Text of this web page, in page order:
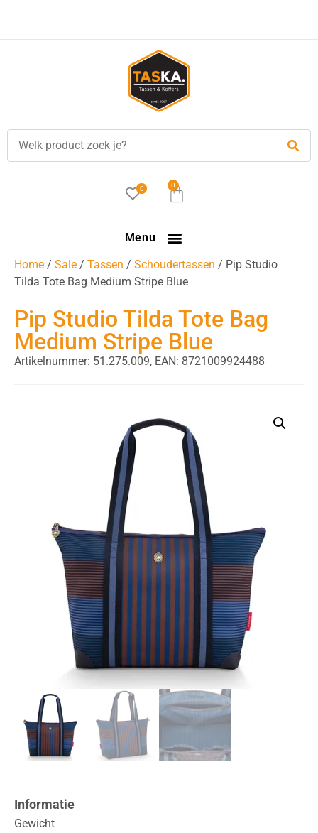
besteld, is vandaag verzonden!
0 0
Menu
Home / Sale / Tassen / Schoudertassen / Pip Studio
Tilda Tote Bag Medium Stripe Blue
Pip Studio Tilda Tote Bag
Medium Stripe Blue
Artikelnummer: 51.275.009, EAN: 8721009924488
Informatie
Gewicht